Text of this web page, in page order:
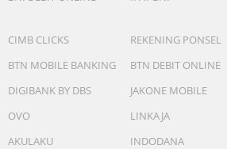
CIMB CLICKS
REKENING PONSEL
BTN MOBILE BANKING
BTN DEBIT ONLINE
DIGIBANK BY DBS
JAKONE MOBILE
OVO
LINKAJA
AKULAKU
INDODANA